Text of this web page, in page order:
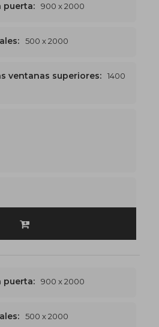
puerta: 900 x 2000
500 x 2000
ventanas superiores:
1400
puerta: 900 x 2000
500 x 2000